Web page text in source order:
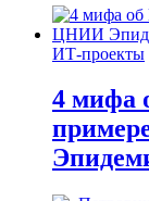
ИТ-проекты
4 мифа